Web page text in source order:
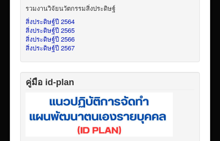
รวมงานวิจัยนวัตกรรมสิ่งประดิษฐ์
สิ่งประดิษฐ์ปี 2564
สิ่งประดิษฐ์ปี 2565
สิ่งประดิษฐ์ปี 2566
สิ่งประดิษฐ์ปี 2567
คู่มือ id-plan